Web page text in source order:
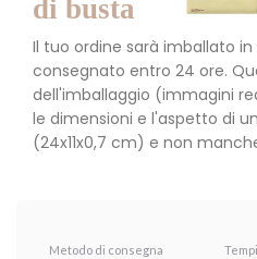
di busta
Il tuo ordine sarà imballato
consegnato entro 24 ore.
dell'imballaggio (immagini
le dimensioni e l'aspetto di
(24x11x0,7 cm) e non
Metodo di consegna